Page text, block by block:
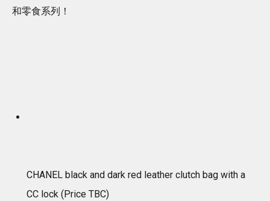
和零食系列！
CHANEL black and dark red leather clutch bag with a
CC lock (Price TBC)